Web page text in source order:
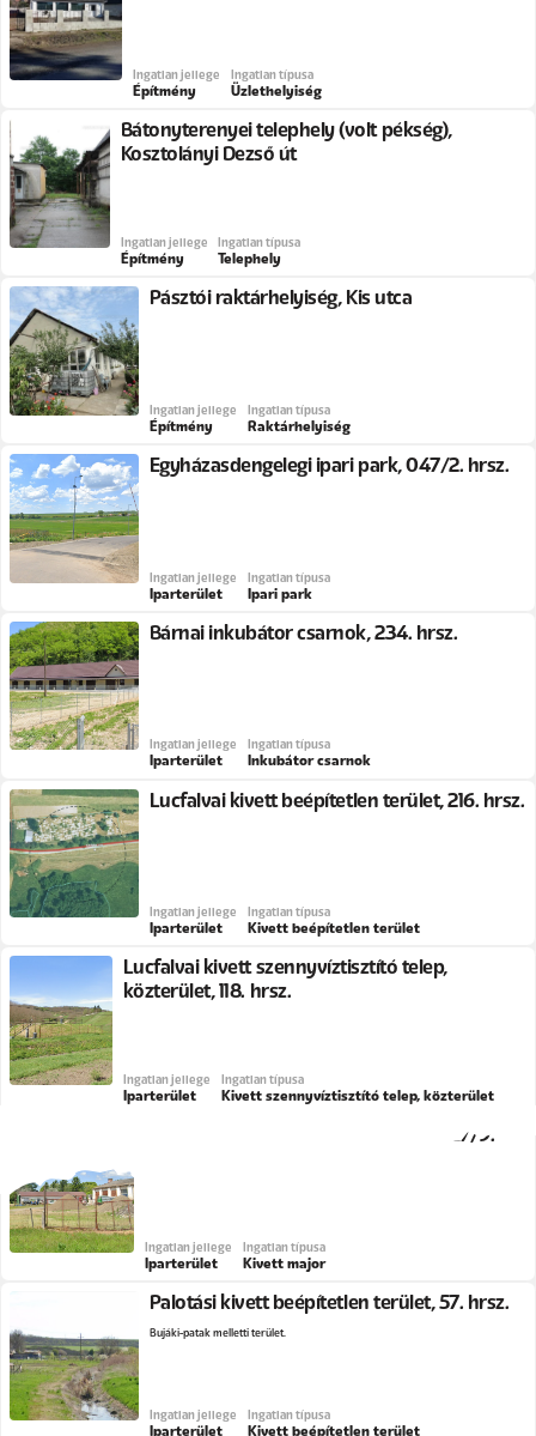
Ingatlan jellege
Építmény
Ingatlan típusa
Üzlethelyiség
Bátonyterenyei telephely (volt pékség),
Kosztolányi Dezső út
Ingatlan jellege
Építmény
Ingatlan típusa
Telephely
Pásztói raktárhelyiség, Kis utca
Ingatlan jellege
Építmény
Ingatlan típusa
Raktárhelyiség
Egyházasdengelegi ipari park, 047/2. hrsz.
Ingatlan jellege
Iparterület
Ingatlan típusa
Ipari park
Bárnai inkubátor csarnok, 234. hrsz.
Ingatlan jellege
Iparterület
Ingatlan típusa
Inkubátor csarnok
Lucfalvai kivett beépítetlen terület, 216. hrsz.
Ingatlan jellege
Iparterület
Ingatlan típusa
Kivett beépítetlen terület
Lucfalvai kivett szennyvíztisztító telep,
közterület, 118. hrsz.
Ingatlan jellege
Iparterület
Ingatlan típusa
Kivett szennyvíztisztító telep, közterület
Palotási kivett major, Ifjúság utca, 0127/9.
Ingatlan jellege
Iparterület
Ingatlan típusa
Kivett major
Palotási kivett beépítetlen terület, 57. hrsz.
Bujáki-patak melletti terület.
Ingatlan jellege
Iparterület
Ingatlan típusa
Kivett beépítetlen terület